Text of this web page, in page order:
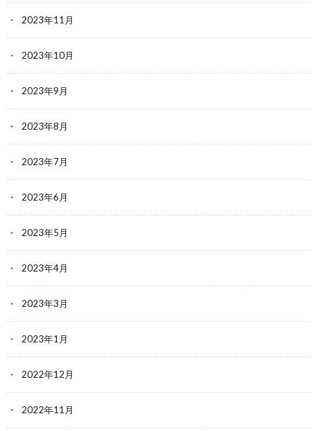
2023年11月
2023年10月
2023年9月
2023年8月
2023年7月
2023年6月
2023年5月
2023年4月
2023年3月
2023年1月
2022年12月
2022年11月